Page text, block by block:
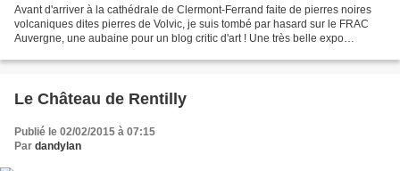
Avant d'arriver à la cathédrale de Clermont-Ferrand faite de pierres noires
volcaniques dites pierres de Volvic, je suis tombé par hasard sur le FRAC
Auvergne, une aubaine pour un blog critic d'art ! Une très belle expo
Le Château de Rentilly
Publié le 02/02/2015 à 07:15
Par dandylan